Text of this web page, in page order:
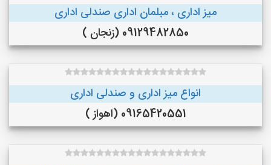
میز اداری ، مبلمان اداری صندلی اداری
09129482850 (زنجان )
انواع میز اداری و صندلی اداری
09165420551 (اهواز )